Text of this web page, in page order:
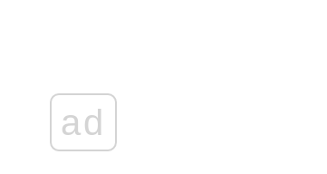
ad